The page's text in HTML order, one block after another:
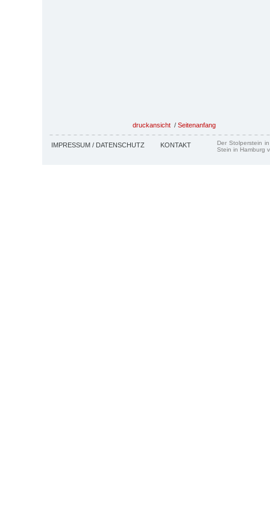
druckansicht / Seitenanfang
IMPRESSUM / DATENSCHUTZ KONTAKT
Der Stolperstein
Stein in Hamburg